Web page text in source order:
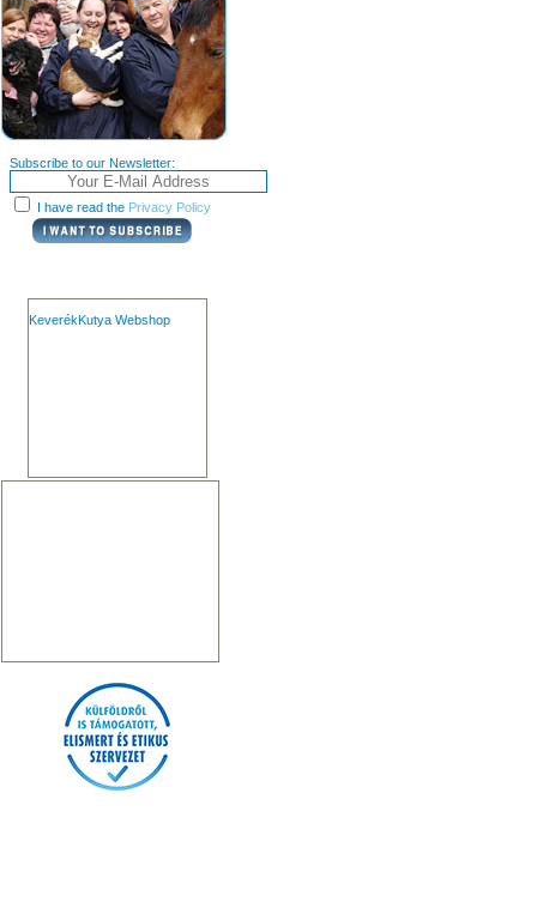
Subscribe to our Newsletter:
I have read the Privacy Policy
KeverékKutya Webshop